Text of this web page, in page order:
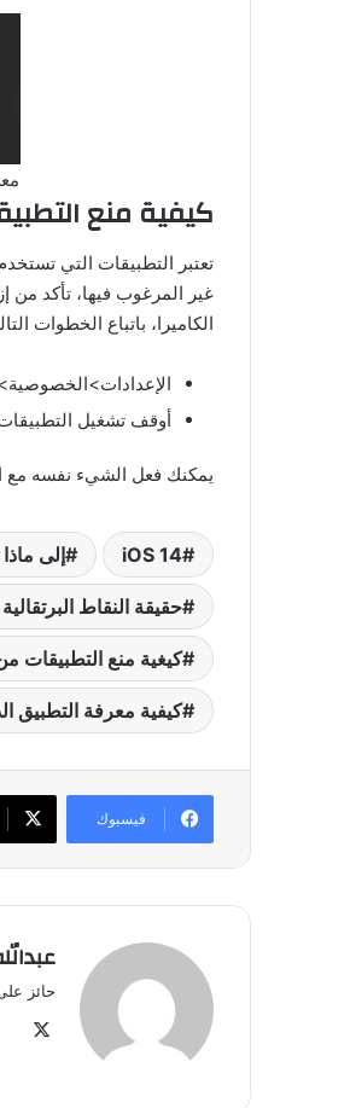
كيفية منع
تعتبر التطبيقات التي
غير المرغوب فيها، تأكد من
الكاميرا، باتباع الخطوات
أوقف تشغيل التطبيقات
يمكنك فعل الشيء نفسه مع
iOS 14 إلى
حقيقة النقاط
كيغية منع التطبيقات
كيفية معرفة التطبيق
فيسبوك
حائز